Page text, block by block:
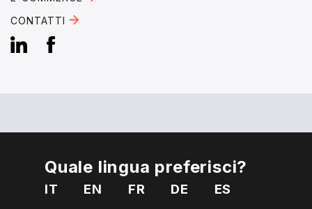
CONTATTI
TELEFONO:
+39 0331 344005
Quale lingua preferisci?
IT EN FR DE ES